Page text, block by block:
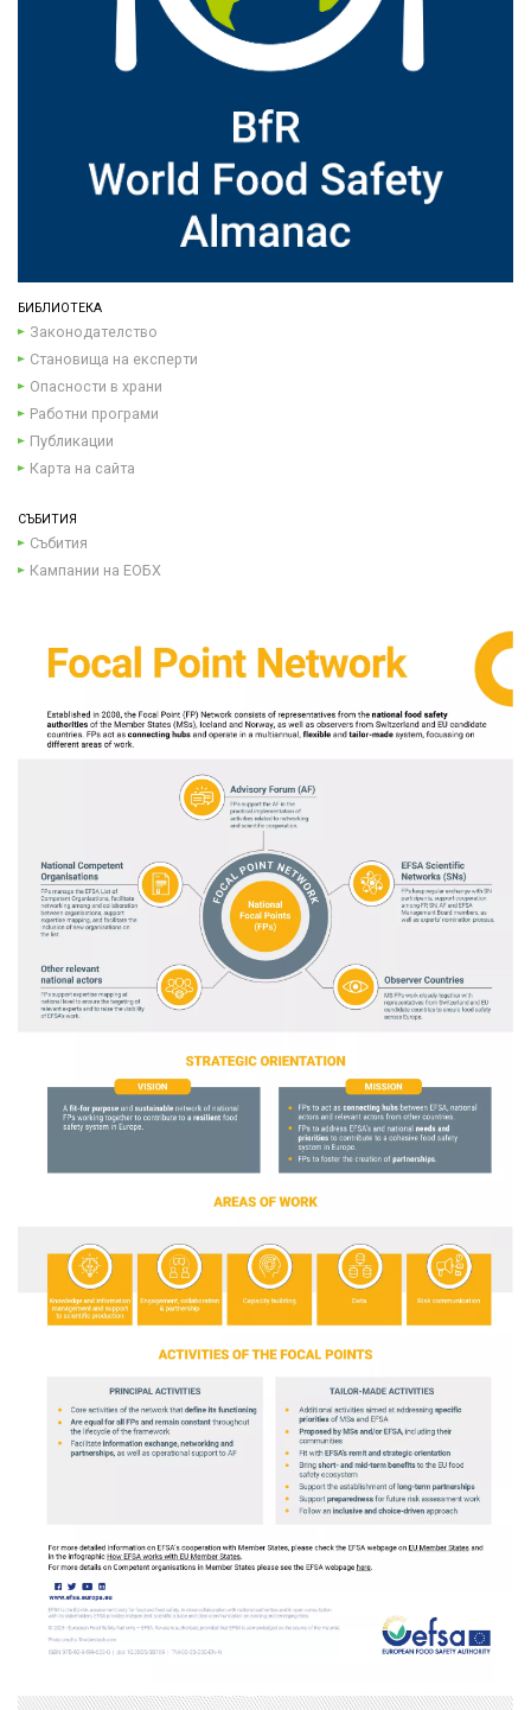
БИБЛИОТЕКА
Законодателство
Становища на експерти
Опасности в храни
Работни програми
Публикации
Карта на сайта
СЪБИТИЯ
Събития
Кампании на ЕОБХ